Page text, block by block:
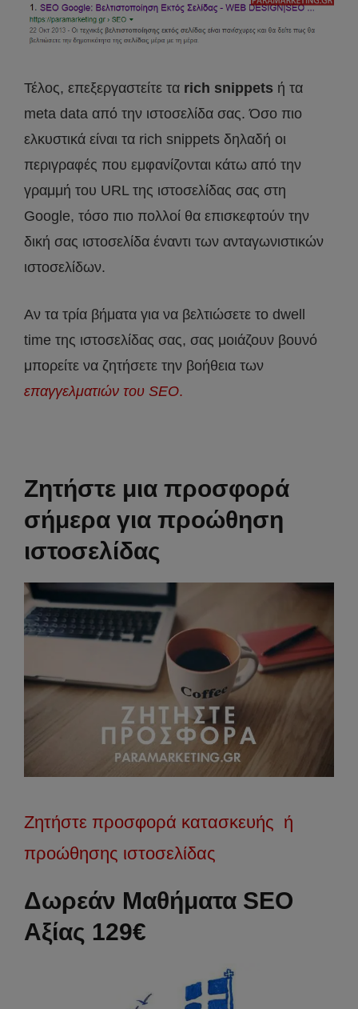
Τέλος, επεξεργαστείτε τα rich snippets ή τα
meta data από την ιστοσελίδα σας. Όσο πιο
ελκυστικά είναι τα rich snippets δηλαδή οι
περιγραφές που εμφανίζονται κάτω από την
γραμμή του URL της ιστοσελίδας σας στη
Google, τόσο πιο πολλοί θα επισκεφτούν την
δική σας ιστοσελίδα έναντι των ανταγωνιστικών
ιστοσελίδων.
Αν τα τρία βήματα για να βελτιώσετε το dwell
time της ιστοσελίδας σας, σας μοιάζουν βουνό
μπορείτε να ζητήσετε την βοήθεια των
επαγγελματιών του SEO.
Ζητήστε μια προσφορά
σήμερα για προώθηση
ιστοσελίδας
Ζητήστε προσφορά κατασκευής ή
προώθησης ιστοσελίδας
Δωρεάν Μαθήματα SEO
Αξίας 129€